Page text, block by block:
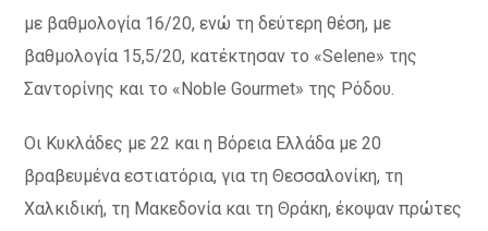
με βαθμολογία 16/20, ενώ τη δεύτερη θέση, με
βαθμολογία 15,5/20, κατέκτησαν το «Selene» της
Σαντορίνης και το «Noble Gourmet» της Ρόδου.
Οι Κυκλάδες με 22 και η Βόρεια Ελλάδα με 20
βραβευμένα εστιατόρια, για τη Θεσσαλονίκη, τη
Χαλκιδική, τη Μακεδονία και τη Θράκη, έκοψαν πρώτες